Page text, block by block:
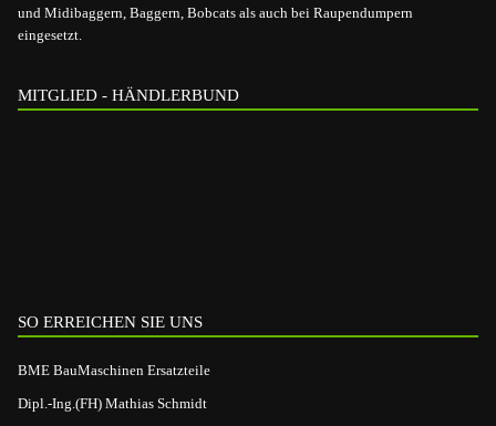
und Midibaggern, Baggern, Bobcats als auch bei Raupendumpern
eingesetzt.
MITGLIED - HÄNDLERBUND
SO ERREICHEN SIE UNS
BME BauMaschinen Ersatzteile
Dipl.-Ing.(FH) Mathias Schmidt